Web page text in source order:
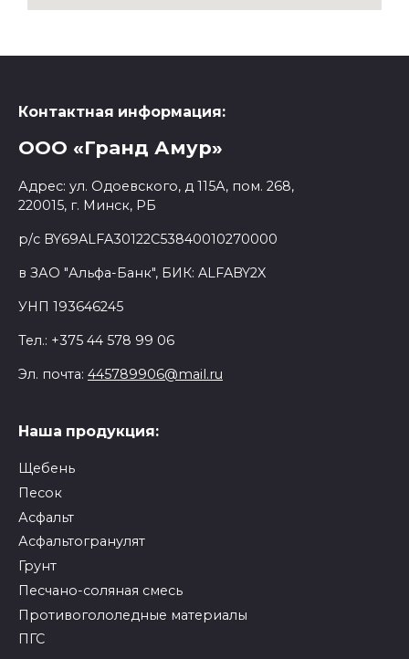
Контактная информация:
ООО «Гранд Амур»
Адрес: ул. Одоевского, д 115А, пом. 268,
220015, г. Минск, РБ
р/с BY69ALFA30122C53840010270000
в ЗАО "Альфа-Банк", БИК: ALFABY2X
УНП 193646245
Тел.: +375 44 578 99 06
Эл. почта: 445789906@mail.ru
Наша продукция:
Щебень
Песок
Асфальт
Асфальтогранулят
Грунт
Песчано-соляная смесь
Противогололедные материалы
ПГС